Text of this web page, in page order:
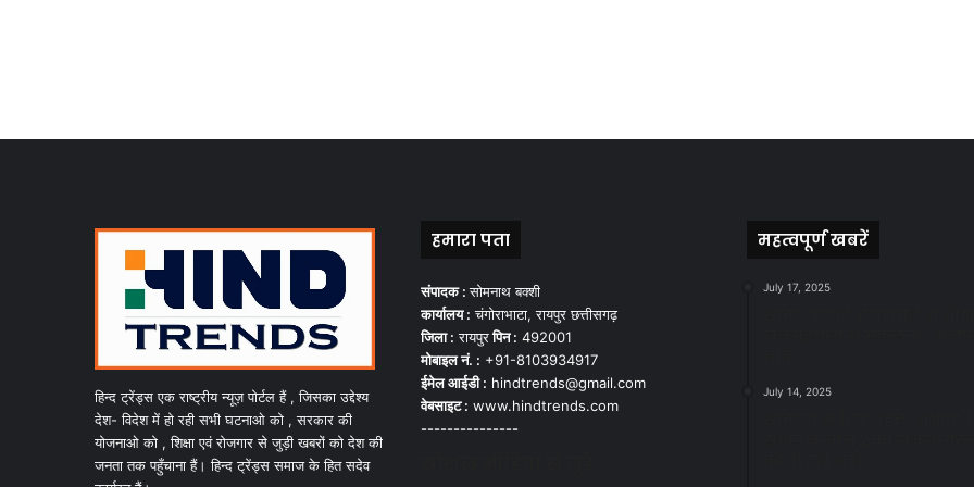
हिन्द ट्रेंड्स एक राष्ट्रीय न्यूज़ पोर्टल हैं , जिसका उद्देश्य
देश- विदेश में हो रही सभी घटनाओ को , सरकार की
योजनाओ को , शिक्षा एवं रोजगार से जुड़ी खबरों को देश की
जनता तक पहुँचाना हैं। हिन्द ट्रेंड्स समाज के हित सदेव
हमारा पता
संपादक :सोमनाथ बक्शी
कार्यालय : चंगोराभाटा, रायपुर छत्तीसगढ़
जिला : रायपुरपिन : 492001
मोबाइल नं. : +91-8103934917
ईमेल आईडी : hindtrends@gmail.com
वेबसाइट : www.hindtrends.com
---------------
महत्वपूर्ण खबरें
July 17, 2025
July 14, 2025